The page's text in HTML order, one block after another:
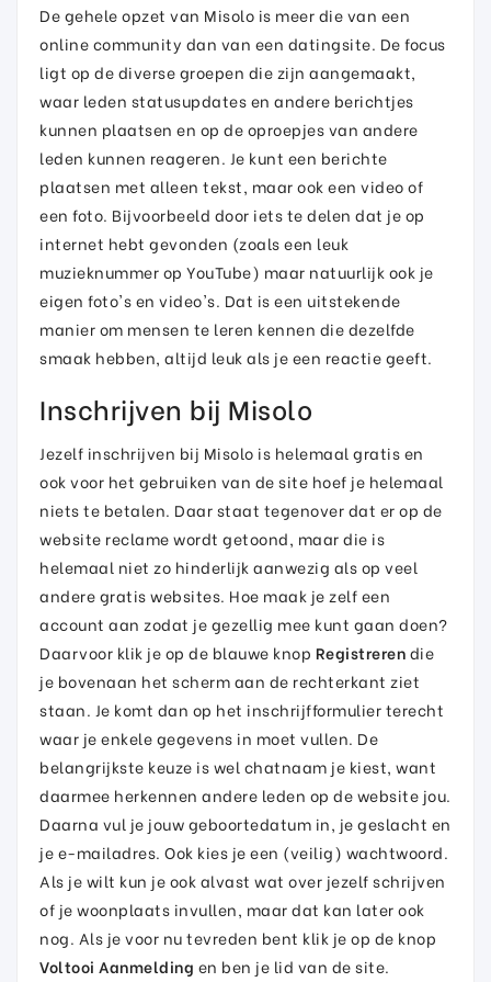
De gehele opzet van Misolo is meer die van een
online community dan van een datingsite. De focus
ligt op de diverse groepen die zijn aangemaakt,
waar leden statusupdates en andere berichtjes
kunnen plaatsen en op de oproepjes van andere
leden kunnen reageren. Je kunt een berichte
plaatsen met alleen tekst, maar ook een video of
een foto. Bijvoorbeeld door iets te delen dat je op
internet hebt gevonden (zoals een leuk
muzieknummer op YouTube) maar natuurlijk ook je
eigen foto's en video's. Dat is een uitstekende
manier om mensen te leren kennen die dezelfde
smaak hebben, altijd leuk als je een reactie geeft.
Inschrijven bij Misolo
Jezelf inschrijven bij Misolo is helemaal gratis en
ook voor het gebruiken van de site hoef je helemaal
niets te betalen. Daar staat tegenover dat er op de
website reclame wordt getoond, maar die is
helemaal niet zo hinderlijk aanwezig als op veel
andere gratis websites. Hoe maak je zelf een
account aan zodat je gezellig mee kunt gaan doen?
Daarvoor klik je op de blauwe knop Registrerendie
je bovenaan het scherm aan de rechterkant ziet
staan. Je komt dan op het inschrijfformulier terecht
waar je enkele gegevens in moet vullen. De
belangrijkste keuze is wel chatnaam je kiest, want
daarmee herkennen andere leden op de website jou.
Daarna vul je jouw geboortedatum in, je geslacht en
je e-mailadres. Ook kies je een (veilig) wachtwoord.
Als je wilt kun je ook alvast wat over jezelf schrijven
of je woonplaats invullen, maar dat kan later ook
nog. Als je voor nu tevreden bent klik je op de knop
Voltooi Aanmelding en ben je lid van de site.